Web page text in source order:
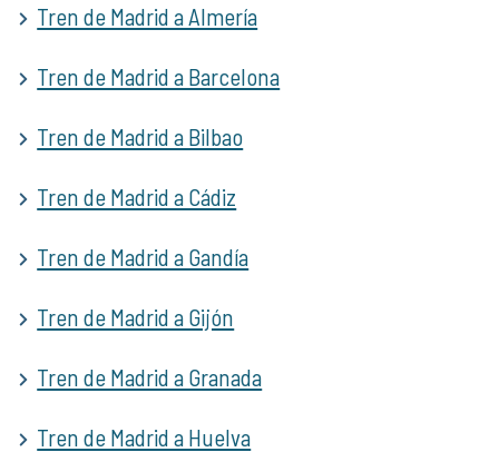
Tren de Madrid a Almería
Tren de Madrid a Barcelona
Tren de Madrid a Bilbao
Tren de Madrid a Cádiz
Tren de Madrid a Gandía
Tren de Madrid a Gijón
Tren de Madrid a Granada
Tren de Madrid a Huelva